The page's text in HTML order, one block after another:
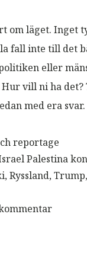
om läget. Inget
fall inte till det
eller
vill ni ha det?
med era svar.
reportage
Palestina
,Ryssland,Trump,